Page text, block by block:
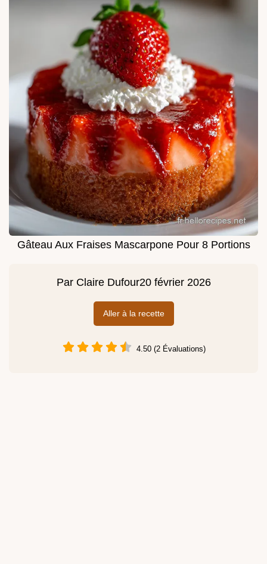
Gâteau Aux Fraises Mascarpone Pour 8 Portions
Par Claire Dufour20 février 2026
Aller à la recette
4.50 (2 Évaluations)